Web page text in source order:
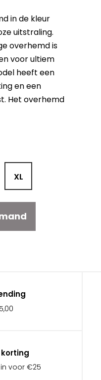
in de kleur
uitstraling.
overhemd is
voor ultiem
heeft een
en een
Het overhemd
XL
voor €25